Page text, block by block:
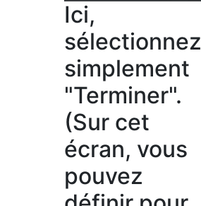
Ici,
sélectionnez
simplement
"Terminer".
(Sur cet
écran, vous
pouvez